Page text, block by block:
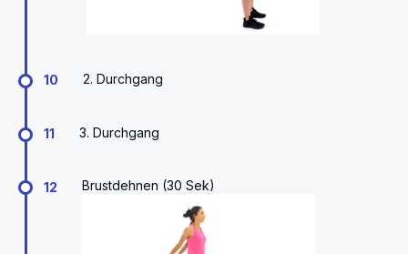
10 2. Durchgang
11 3. Durchgang
12 Brustdehnen (30 Sek)